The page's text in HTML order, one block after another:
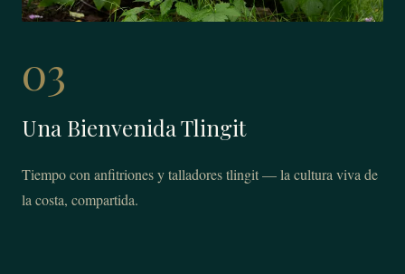
03
Una Bienvenida Tlingit
Tiempo con anfitriones y talladores tlingit — la cultura viva de
la costa, compartida.